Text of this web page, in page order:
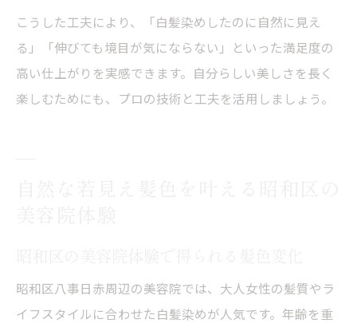
こうした工夫により、「白髪染めしたのに自然に見え
る」「伸びても境目が気にならない」といった満足度の
高い仕上がりを実感できます。自分らしい美しさを長く
楽しむためにも、プロの技術と工夫を活用しましょう。
昭和区八事日赤周辺の美容院では、大人女性の髪質やラ
イフスタイルに合わせた白髪染めが人気です。年齢を重